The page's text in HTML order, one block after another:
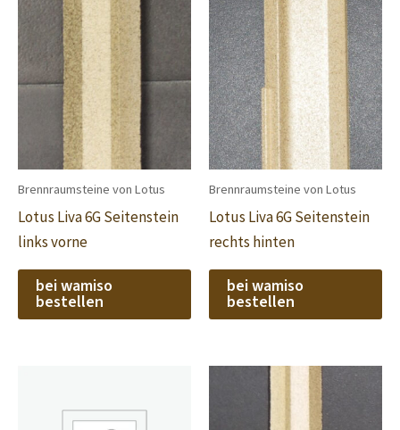
Brennraumsteine von Lotus
Lotus Liva 6G Seitenstein
links vorne
bei wamiso
bestellen
Brennraumsteine von Lotus
Lotus Liva 6G Seitenstein
rechts hinten
bei wamiso
bestellen